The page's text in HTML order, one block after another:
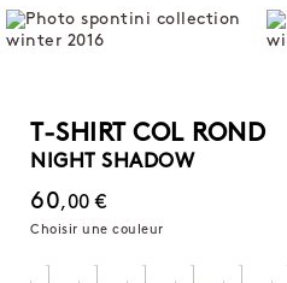
T-SHIRT COL ROND
NIGHT SHADOW
60,00 €
Choisir une couleur